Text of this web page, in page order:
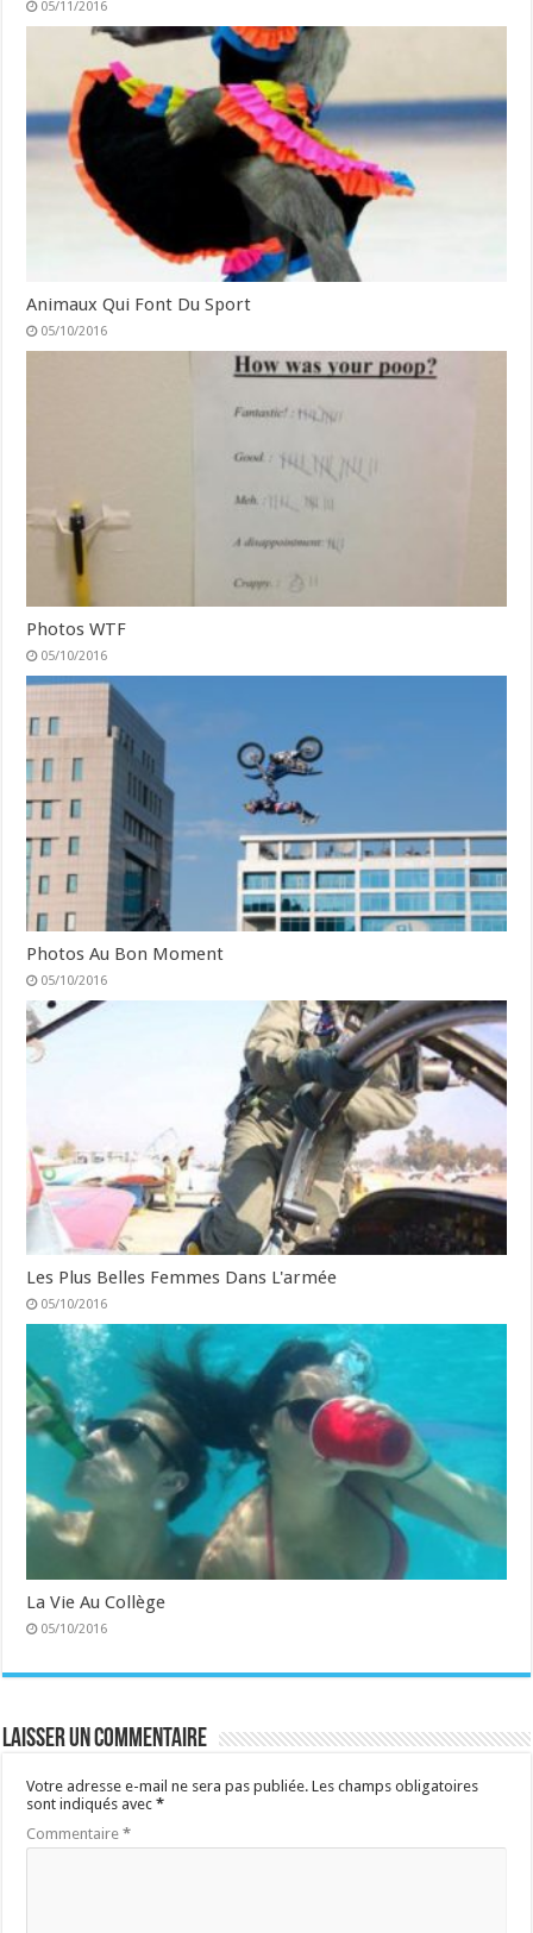
05/11/2016
Animaux Qui Font Du Sport
05/10/2016
Photos WTF
05/10/2016
Photos Au Bon Moment
05/10/2016
Les Plus Belles Femmes Dans L'armée
05/10/2016
La Vie Au Collège
05/10/2016
Laisser un commentaire
Votre adresse e-mail ne sera pas publiée. Les champs obligatoires
sont indiqués avec*
Commentaire*